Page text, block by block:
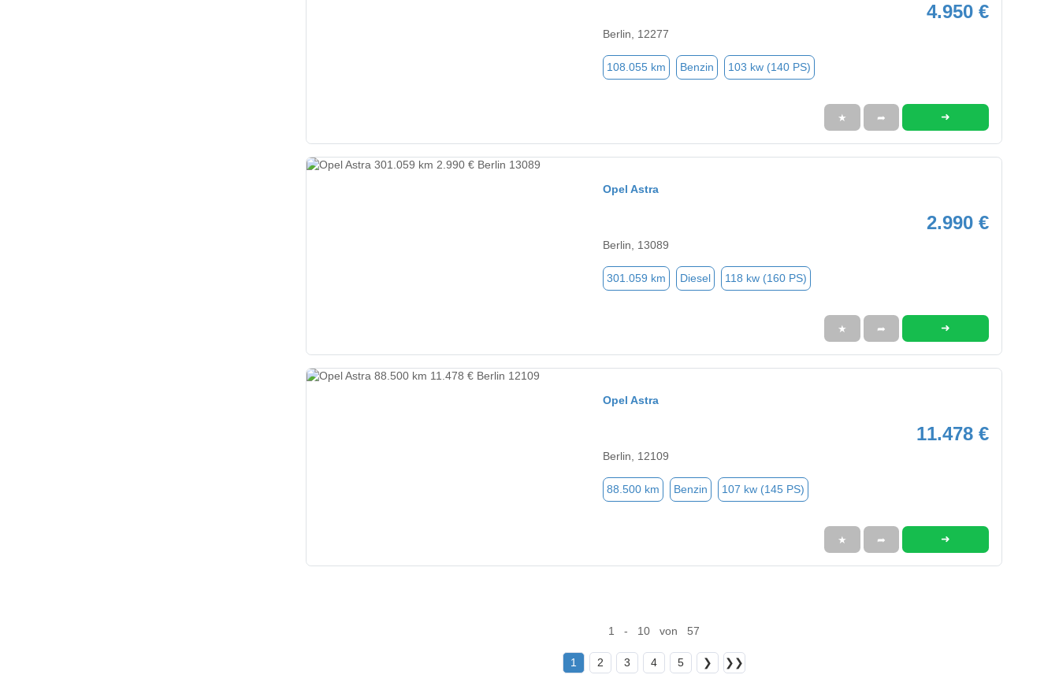
4.950 €
Berlin, 12277
108.055 km Benzin 103 kw (140 PS)
★ ➦ ➜
Opel Astra
2.990 €
Berlin, 13089
301.059 km Diesel 118 kw (160 PS)
★ ➦ ➜
Opel Astra
11.478 €
Berlin, 12109
88.500 km Benzin 107 kw (145 PS)
★ ➦ ➜
1 - 10 von 57
1 2 3 4 5 ❯ ❯❯